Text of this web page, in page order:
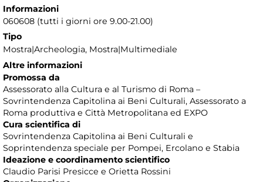
Informazioni
060608 (tutti i giorni ore 9.00-21.00)
Tipo
Mostra|Archeologia, Mostra|Multimediale
Altre informazioni
Promossa da
Assessorato alla Cultura e al Turismo di Roma –
Sovrintendenza Capitolina ai Beni Culturali, Assessorato a
Roma produttiva e Città Metropolitana ed EXPO
Cura scientifica di
Sovrintendenza Capitolina ai Beni Culturali e
Soprintendenza speciale per Pompei, Ercolano e Stabia
Ideazione e coordinamento scientifico
Claudio Parisi Presicce e Orietta Rossini